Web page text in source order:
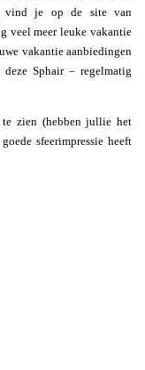
vind je op de site van
veel meer leuke vakantie
vakantie aanbiedingen
Sphair – regelmatig
zien (hebben jullie het
sfeerimpressie heeft